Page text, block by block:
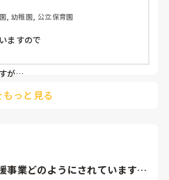
, 幼稚園, 公立保育園
ますので
が
伝ってくださいね
っと見る
事業どのようにされています